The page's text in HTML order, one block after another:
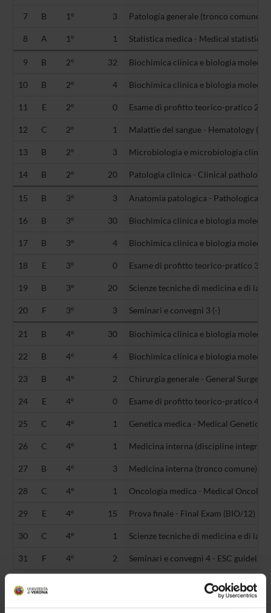
7 B 1° 3 Patologia generale (tronco comune)
8 A 1° 1 Statistica medica - Medical statistics
9 B 2° 32 Biochimica clinica e biologia
10 B 2° 4 Biochimica clinica e biologia
11 E 2° 0 Esame di profitto teorico-pratico 2 (-)
12 C 2° 1 Malattie del sangue - Hematology
13 B 2° 3 Microbiologia e microbiologia
14 B 2° 20 Patologia clinica - Clinical pathology
15 B 3° 3 Anatomia patologica - Pathological
16 B 3° 30 Biochimica clinica e biologia
17 B 3° 4 Biochimica clinica e biologia
18 E 3° 0 Esame di profitto teorico-pratico 3 (-)
19 B 3° 20 Scienze tecniche di medicina e di
20 F 3° 3 Seminari e convegni 3 (-)
21 B 4° 30 Biochimica clinica e biologia
22 B 4° 4 Biochimica clinica e biologia
23 B 4° 2 Chirurgia generale - General Surgery
24 E 4° 0 Esame di profitto teorico-pratico 4 (-)
25 C 4° 1 Genetica medica - Medical Genetics
26 C 4° 1 Medicina interna (discipline
27 B 4° 3 Medicina interna (tronco comune)
28 C 4° 1 Oncologia medica - Medical
29 E 4° 15 Prova finale - Final Exam (BIO/12)
30 C 4° 1 Scienze tecniche di medicina e di
31 F 4° 2 Seminari e convegni 4 - ESC
LEGEND | TYPE OF TRAINING ACTIVITY (TTA)